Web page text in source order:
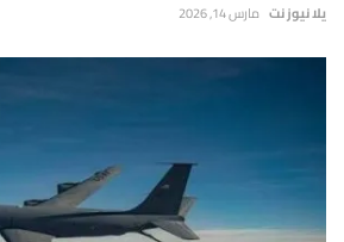
يلا نيوز نت مارس 14, 2026